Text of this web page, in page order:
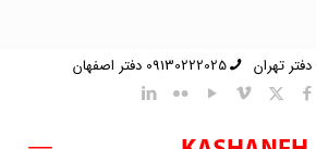
09130222025 دفتر اصفهان